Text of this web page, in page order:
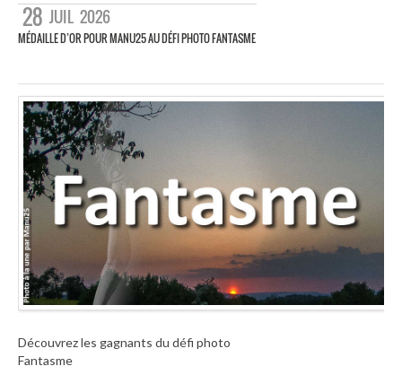
28 JUIL 2026
MÉDAILLE D’OR POUR MANU25 AU DÉFI PHOTO FANTASME
Découvrez les gagnants du défi photo
Fantasme